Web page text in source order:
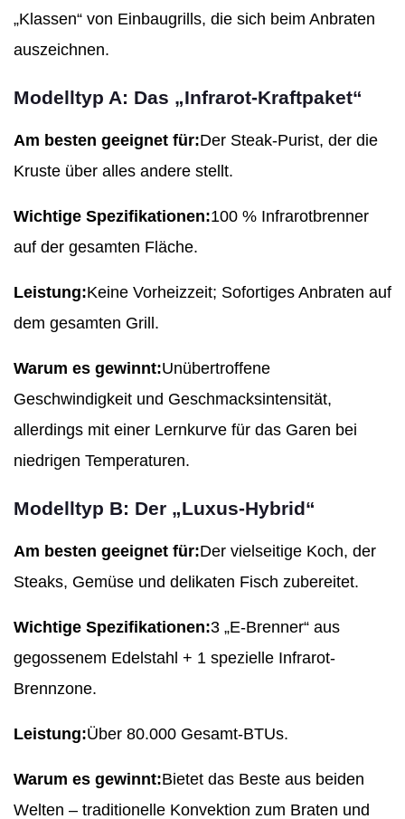
„Klassen“ von Einbaugrills, die sich beim Anbraten
auszeichnen.
Modelltyp A: Das „Infrarot-Kraftpaket“
Am besten geeignet für:Der Steak-Purist, der die
Kruste über alles andere stellt.
Wichtige Spezifikationen:100 % Infrarotbrenner
auf der gesamten Fläche.
Leistung:Keine Vorheizzeit; Sofortiges Anbraten auf
dem gesamten Grill.
Warum es gewinnt:Unübertroffene
Geschwindigkeit und Geschmacksintensität,
allerdings mit einer Lernkurve für das Garen bei
niedrigen Temperaturen.
Modelltyp B: Der „Luxus-Hybrid“
Am besten geeignet für:Der vielseitige Koch, der
Steaks, Gemüse und delikaten Fisch zubereitet.
Wichtige Spezifikationen:3 „E-Brenner“ aus
gegossenem Edelstahl + 1 spezielle Infrarot-
Brennzone.
Leistung:Über 80.000 Gesamt-BTUs.
Warum es gewinnt:Bietet das Beste aus beiden
Welten – traditionelle Konvektion zum Braten und